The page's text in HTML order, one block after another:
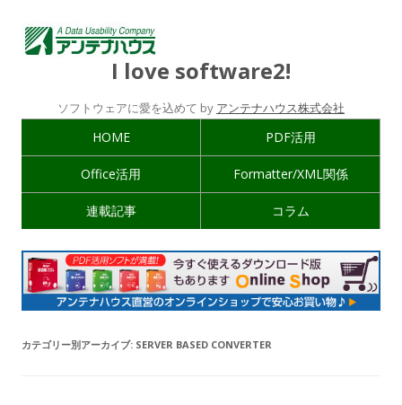
I love software2!
ソフトウェアに愛を込めて by アンテナハウス株式会社
HOME PDF活用
Office活用 Formatter/XML関係
連載記事 コラム
カテゴリー別アーカイブ: SERVER BASED CONVERTER